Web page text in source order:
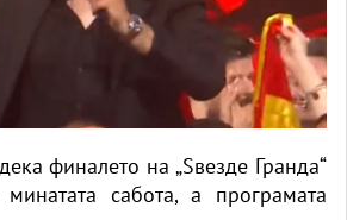
финалето на „Ѕвезде Гранда“
сабота, а програмата